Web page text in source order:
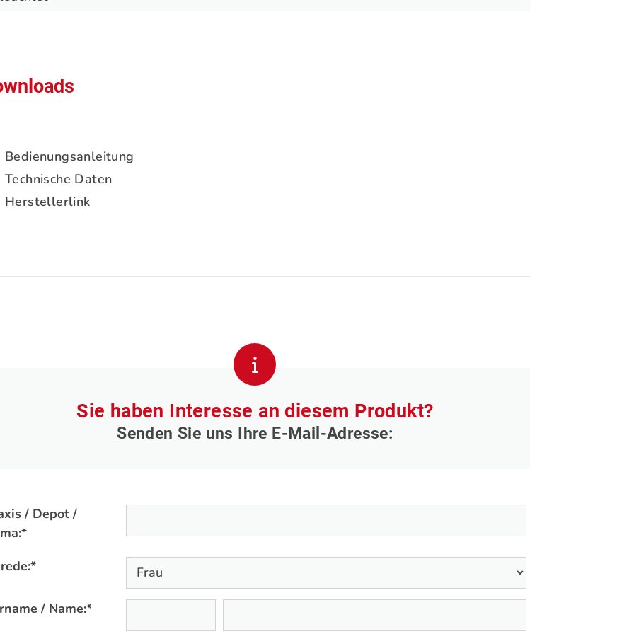
Bedienungsanleitung
Technische Daten
Herstellerlink
Sie haben Interesse an diesem Produkt?
Senden Sie uns Ihre E-Mail-Adresse:
/ Depot /
*
*
/ Name:*